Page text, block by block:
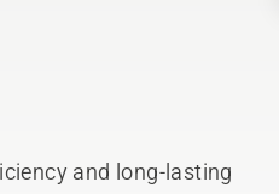
and long-lasting